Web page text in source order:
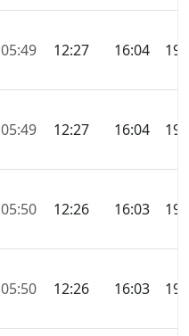
05:49 12:27 16:04
05:49 12:27 16:04
05:50 12:26 16:03
05:50 12:26 16:03